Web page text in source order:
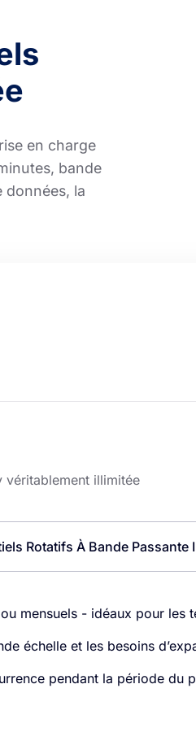
en charge
bande
données, la
véritablement illimitée
Rotatifs À Bande Passante
mensuels - idéaux pour les
échelle et les besoins
pendant la période du